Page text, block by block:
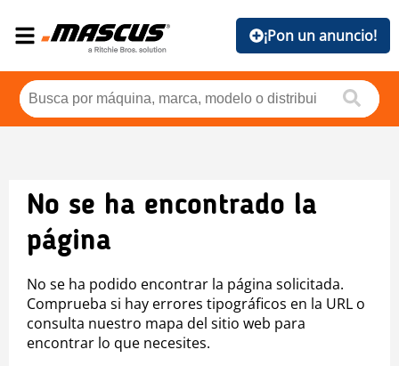
¡Pon un anuncio!
No se ha encontrado la
página
No se ha podido encontrar la página solicitada.
Comprueba si hay errores tipográficos en la URL o
consulta nuestro mapa del sitio web para
encontrar lo que necesites.